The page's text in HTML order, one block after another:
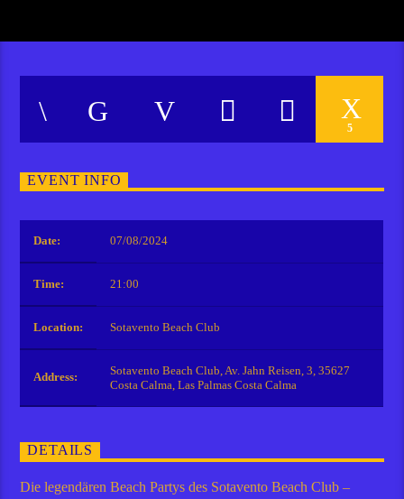
5
EVENT INFO
Date: 07/08/2024
Time: 21:00
Location: Sotavento Beach Club
Address:
Sotavento Beach Club, Av. Jahn Reisen, 3, 35627
Costa Calma, Las Palmas Costa Calma
DETAILS
Die legendären Beach Partys des Sotavento Beach Club –